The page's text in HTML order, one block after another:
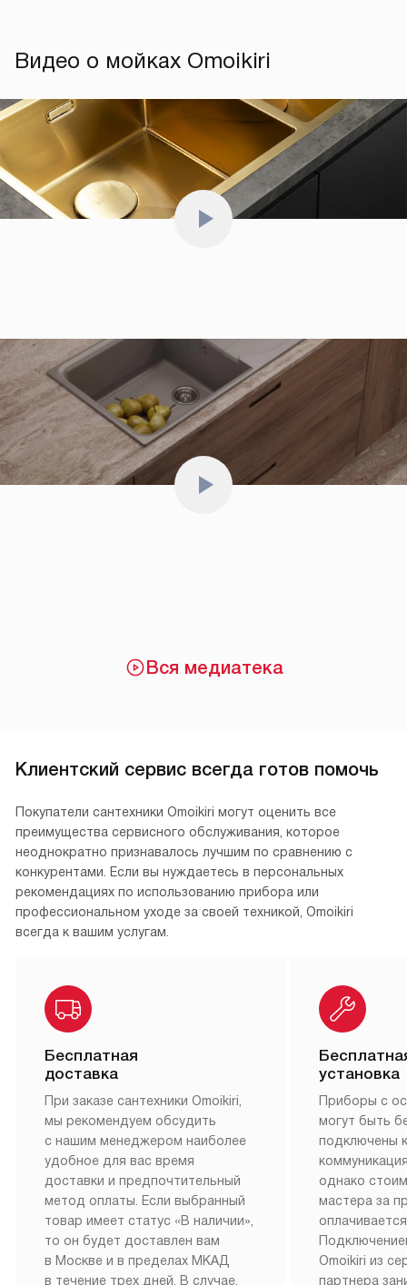
Видео о мойках Omoikiri
Вся медиатека
Клиентский сервис всегда готов помочь
Покупатели сантехники Omoikiri могут оценить все
преимущества сервисного обслуживания, которое
неоднократно признавалось лучшим по сравнению с
конкурентами. Если вы нуждаетесь в персональных
рекомендациях по использованию прибора или
профессиональном уходе за своей техникой, Omoikiri
всегда к вашим услугам.
Бесплатная
доставка
При заказе сантехники Omoikiri,
мы рекомендуем обсудить
с нашим менеджером наиболее
удобное для вас время
доставки и предпочтительный
метод оплаты. Если выбранный
товар имеет статус «В наличии»,
то он будет доставлен вам
в Москве и в пределах МКАД
в течение трех дней. В случае,
установка
Приборы с
могут быть
подключены
однако
мастера за
Omoikiri из
партнера